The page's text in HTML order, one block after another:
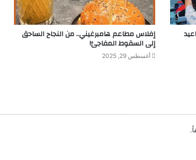
1446.. مواعيد إفلاس مطاعم هامبرغيني.. من النجاح الساحق
إلى السقوط المفاجئ!
أغسطس 29, 2025